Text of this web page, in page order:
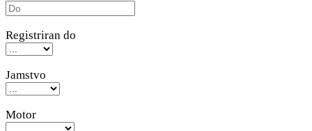
Registriran do
Jamstvo
Motor